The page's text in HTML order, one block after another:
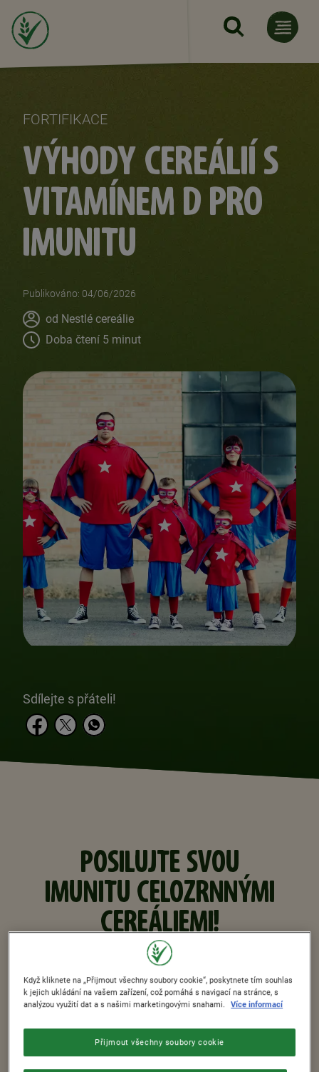
Přejít k hlavnímu obsahu
FORTIFIKACE
VÝHODY CEREÁLIÍ S
VITAMÍNEM D PRO
IMUNITU
Publikováno: 04/06/2026
Author
od Nestlé cereálie
Doba čtení 5 minut
Sdílejte s přáteli!
POSILUJTE SVOU
IMUNITU CELOZRNNÝMI
CEREÁLIEMI!
Silný imunitní systém je základem
dobrého zdraví.
přispět vyváženou stravou. Začít den
celozrnnými cereáliemi Nestlé je jedním
Když kliknete na „Přijmout všechny soubory cookie“, poskytnete tím souhlas
k jejich ukládání na vašem zařízení, což pomáhá s navigací na stránce, s
analýzou využití dat a s našimi marketingovými snahami.
Více informací
Přijmout všechny soubory cookie